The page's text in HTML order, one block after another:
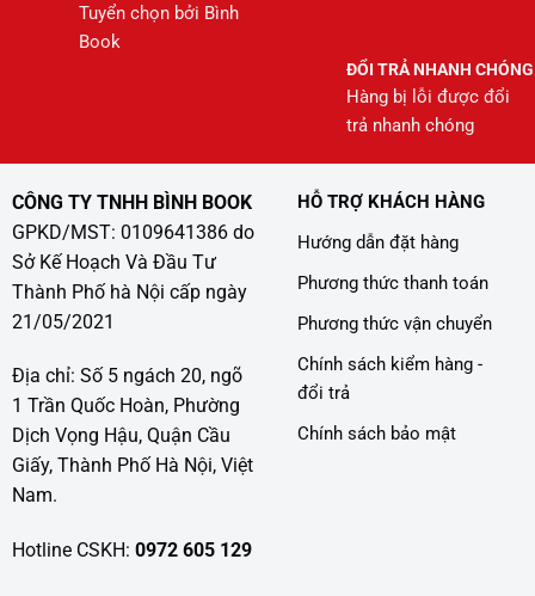
Tuyển chọn bởi Bình
Book
ĐỔI TRẢ NHANH CHÓNG
Hàng bị lỗi được đổi
trả nhanh chóng
CÔNG TY TNHH BÌNH BOOK
GPKD/MST: 0109641386 do
Sở Kế Hoạch Và Đầu Tư
Thành Phố hà Nội cấp ngày
21/05/2021
Địa chỉ: Số 5 ngách 20, ngõ
1 Trần Quốc Hoàn, Phường
Dịch Vọng Hậu, Quận Cầu
Giấy, Thành Phố Hà Nội, Việt
Nam.
Hotline CSKH: 0972 605 129
HỖ TRỢ KHÁCH HÀNG
Hướng dẫn đặt hàng
Phương thức thanh toán
Phương thức vận chuyển
Chính sách kiểm hàng -
đổi trả
Chính sách bảo mật